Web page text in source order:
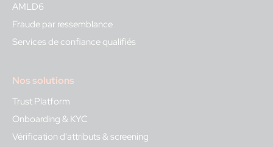
AMLD6
Fraude par ressemblance
Services de confiance qualifiés
Nos solutions
Trust Platform
Onboarding & KYC
Vérification d'attributs & screening